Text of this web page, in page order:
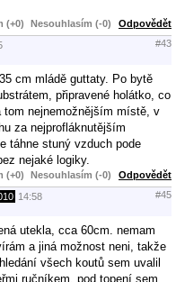
(+0) Nesouhlasím (-0) Odpovědět
#43
cm mládě guttaty. Po bytě
připravené holátko, co
tom nejnemožnějším místě, v
za nejprofláknutějším
táhne stuný vzduch pode
nejaké logiky.
(+0) Nesouhlasím (-0) Odpovědět
14:58 #45
utekla, cca 60cm. nemam
a jiná možnost neni, takže
všech koutů sem uvalil
ručníkem, pod topení sem